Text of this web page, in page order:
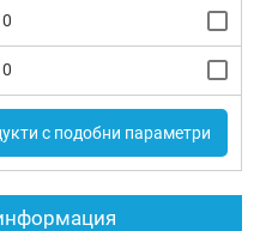
0
0
с подобни параметри